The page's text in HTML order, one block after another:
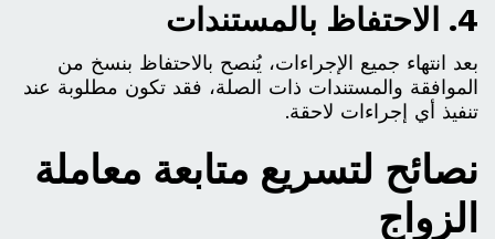
4. الاحتفاظ بالمستندات
بعد انتهاء جميع الإجراءات، يُنصح بالاحتفاظ بنسخ من
الموافقة والمستندات ذات الصلة، فقد تكون مطلوبة عند
تنفيذ أي إجراءات لاحقة.
نصائح لتسريع متابعة معاملة
الزواج